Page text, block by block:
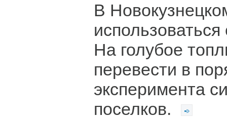
В
На голубое
перевести в
эксперимента
поселков.